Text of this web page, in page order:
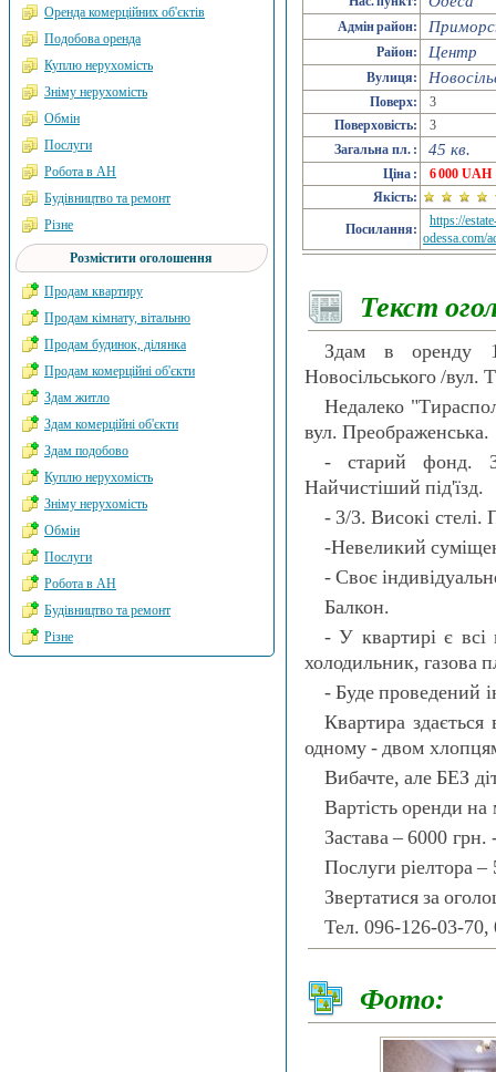
Адмін район:
Район: Центр
Вулиця:
Поверх:
3
Поверховість:
3
Загальна пл. :
45 кв.
Ціна :
6 000 UAH
Якість:
Посилання:
https://
odessa.com/
Текст
Здам в оренду
Новосільського /вул.
Недалеко
вул. Преображенська.
- старий фонд.
Найчистіший під'їзд.
- 3/3. Високі
-Невеликий
- Своє
Балкон.
- У квартирі є всі
холодильник, газова
- Буде проведений
Квартира
одному - двом
Вибачте, але БЕЗ
Вартість оренди
Застава – 6000
Послуги ріелтора
Звертатися за
Тел. 096-126-03-70,
Фото:
Оренда комерційних об'єктів
Подобова оренда
Куплю нерухомість
Зніму нерухомість
Обмін
Послуги
Робота в АН
Будівництво та ремонт
Різне
Розмістити оголошення
Продам квартиру
Продам кімнату, вітальню
Продам будинок, ділянка
Продам комерційні об'єкти
Здам житло
Здам комерційні об'єкти
Здам подобово
Куплю нерухомість
Зніму нерухомість
Обмін
Послуги
Робота в АН
Будівництво та ремонт
Різне